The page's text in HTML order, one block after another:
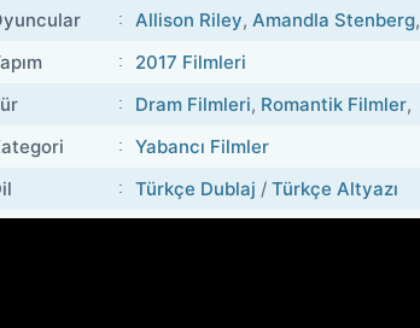
Allison Riley, Amandla Stenberg,
2017 Filmleri
Dram Filmleri, Romantik Filmler,
Yabancı Filmler
Türkçe Dublaj / Türkçe Altyazı